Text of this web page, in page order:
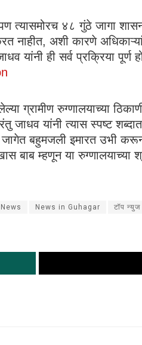
त्यासमोरच ४८ गुंठे जागा
नाहीत, अशी कारणे
ही सर्व प्रक्रिया पूर्ण
ग्रामीण रुग्णालयाच्या
यांनी त्यास स्पष्ट
जागेत बहुमजली इमारत उभी
म्हणून या रुग्णालयाच्या
News in Guhagar टॉप न्युज